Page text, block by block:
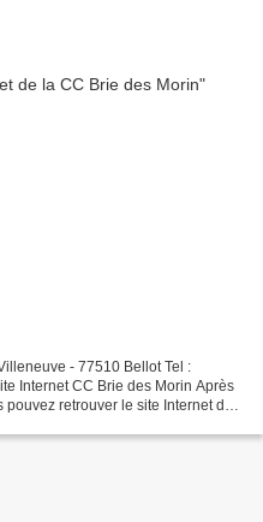
- 77510 Bellot Tel :
Internet CC Brie des Morin Après
retrouver le site Internet de